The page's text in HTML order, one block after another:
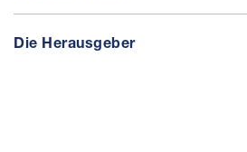
Die Herausgeber